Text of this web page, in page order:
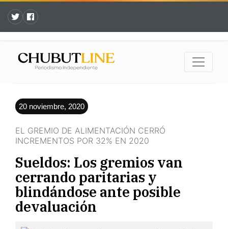
20 noviembre, 2020
EL GREMIO DE ALIMENTACIÓN CERRÓ
INCREMENTOS POR 32% EN 2020
Sueldos: Los gremios van
cerrando paritarias y
blindándose ante posible
devaluación